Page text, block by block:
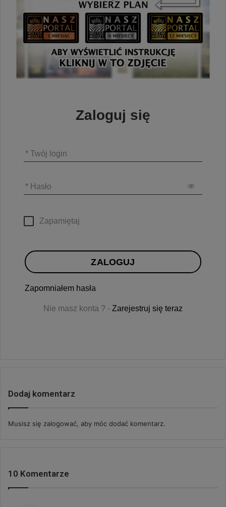
Zaloguj się
* Twój login
* Hasło
Zapamiętaj
ZALOGUJ
Zapomniałem hasła
Nie masz konta ? - Zarejestruj się teraz
Dodaj komentarz
Musisz się zalogować, aby móc dodać komentarz.
10 Komentarze